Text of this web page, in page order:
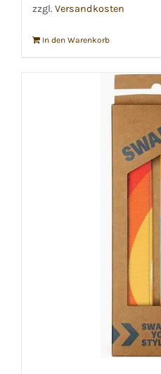
zzgl. Versandkosten
In den Warenkorb